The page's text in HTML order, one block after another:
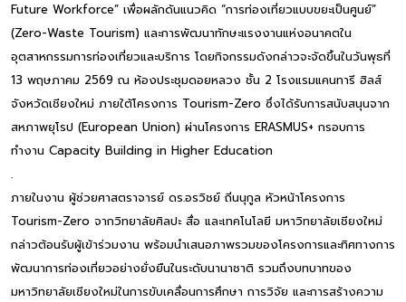
Future Workforce” เพื่อผลักดันแนวคิด “การท่องเที่ยวแบบขยะเป็นศูนย์”
(Zero-Waste Tourism) และการพัฒนาทักษะแรงงานแห่งอนาคตใน
อุตสาหกรรมการท่องเที่ยวและบริการ โดยกิจกรรมดังกล่าวจะจัดขึ้นในวันพุธที่
13 พฤษภาคม 2569 ณ ห้องประชุมดอยหลวง ชั้น 2 โรงแรมแคนทารี ฮิลส์
จังหวัดเชียงใหม่ ภายใต้โครงการ Tourism-Zero ซึ่งได้รับการสนับสนุนจาก
สหภาพยุโรป (European Union) ผ่านโครงการ ERASMUS+ กรอบการ
ทำงาน Capacity Building in Higher Education
.
ภายในงาน ผู้ช่วยศาสตราจารย์ ดร.อรวิชย์ ถิ่นนุกูล หัวหน้าโครงการ
Tourism-Zero จากวิทยาลัยศิลปะ สื่อ และเทคโนโลยี มหาวิทยาลัยเชียงใหม่
กล่าวต้อนรับผู้เข้าร่วมงาน พร้อมนำเสนอภาพรวมของโครงการและทิศทางการ
พัฒนาการท่องเที่ยวอย่างยั่งยืนในระดับนานาชาติ รวมถึงบทบาทของ
มหาวิทยาลัยเชียงใหม่ในการขับเคลื่อนการศึกษา การวิจัย และการสร้างความ